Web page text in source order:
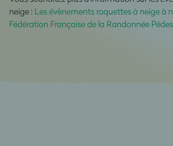
neige : Les évènements raquettes à neige à
Fédération Française de la Randonnée